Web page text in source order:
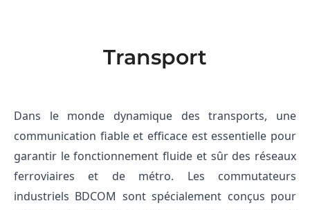
Transport
Dans le monde dynamique des transports, une
communication fiable et efficace est essentielle pour
garantir le fonctionnement fluide et sûr des réseaux
ferroviaires et de métro. Les commutateurs
industriels BDCOM sont spécialement conçus pour